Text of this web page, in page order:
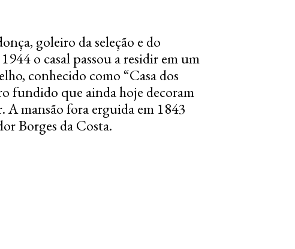
goleiro da seleção e do
o casal passou a residir em um
conhecido como“Casa dos
fundido que ainda hoje decoram
A mansão fora erguida em 1843
Borges da Costa.